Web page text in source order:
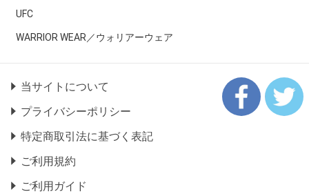
UFC
WARRIOR WEAR／ウォリアーウェア
当サイトについて
プライバシーポリシー
特定商取引法に基づく表記
ご利用規約
ご利用ガイド